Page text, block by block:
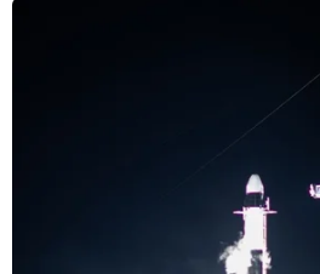
Tháng 8/2022, Tổng thống
hành Đạo luật CHIPS và
khoản trợ cấp 52,7 tỷ USD
xuất, nghiên cứu và phát
động ngành bán dẫn.
Trong tháng này, Bộ